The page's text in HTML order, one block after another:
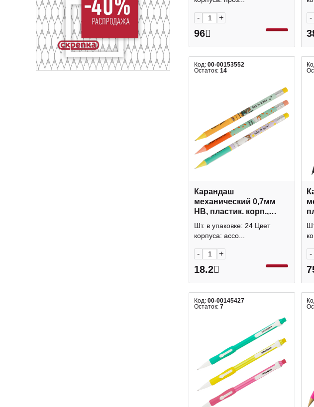
- +
96
-
Код: 00-00153552
Остаток: 14
Карандаш
механический 0,7мм
НВ, пластик. корп.,
ассорти, ластик "Jucy
cats" MS_47382 MESHU
Шт. в упаковке: 24 Цвет
корпуса: ассо...
- +
18.2
-
Код: 00-00145427
Остаток: 7